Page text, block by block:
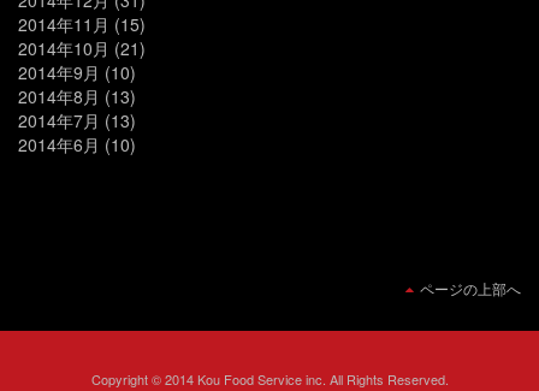
2014年11月 (15)
2014年10月 (21)
2014年9月 (10)
2014年8月 (13)
2014年7月 (13)
2014年6月 (10)
ページの上部へ
Copyright © 2014 Kou Food Service inc. All Rights Reserved.